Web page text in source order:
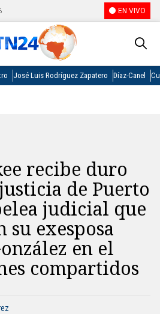
EN VIVO
José Luis Rodríguez Zapatero Díaz-Canel
recibe duro
de Puerto
judicial que
su exesposa
en el
compartidos